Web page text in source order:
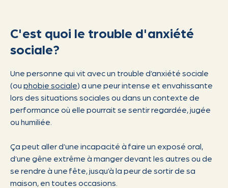
C'est quoi le trouble d'anxiété
sociale?
Une personne qui vit avec un trouble d’anxiété sociale
(ou phobie sociale) a une peur intense et envahissante
lors des situations sociales ou dans un contexte de
performance où elle pourrait se sentir regardée, jugée
ou humiliée.
Ça peut aller d’une incapacité à faire un exposé oral,
d’une gêne extrême à manger devant les autres ou de
se rendre à une fête, jusqu’à la peur de sortir de sa
maison, en toutes occasions.